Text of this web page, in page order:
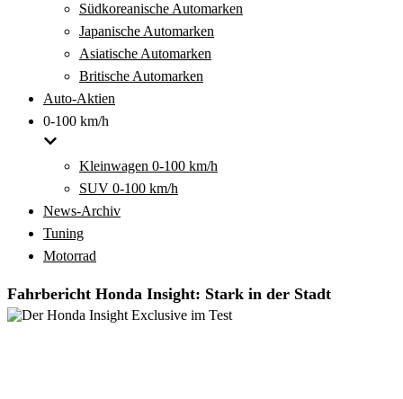
Südkoreanische Automarken
Japanische Automarken
Asiatische Automarken
Britische Automarken
Auto-Aktien
0-100 km/h
Kleinwagen 0-100 km/h
SUV 0-100 km/h
News-Archiv
Tuning
Motorrad
Fahrbericht Honda Insight: Stark in der Stadt